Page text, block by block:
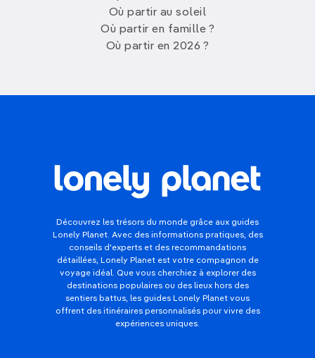
Où partir au soleil
Où partir en famille ?
Où partir en 2026 ?
Découvrez les trésors du monde grâce aux guides
Lonely Planet. Avec des informations pratiques, des
conseils d'experts et des recommandations
détaillées, Lonely Planet est votre compagnon de
voyage idéal. Que vous cherchiez à explorer des
destinations populaires ou des lieux hors des
sentiers battus, les guides Lonely Planet vous
offrent des itinéraires personnalisés pour vivre des
expériences uniques.